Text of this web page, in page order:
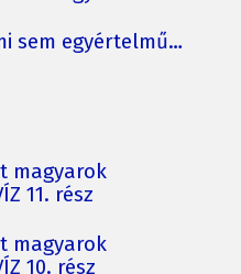
sem egyértelmű…
magyarok
11. rész
magyarok
10. rész